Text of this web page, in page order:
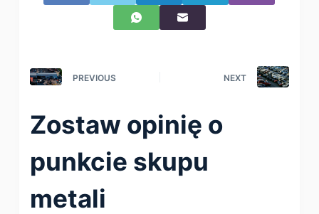
PREVIOUS NEXT
Zostaw opinię o
punkcie skupu
metali